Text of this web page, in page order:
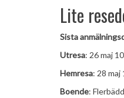
Lite
Sista
Utresa: 26 maj
Hemresa: 28 maj
Boende: